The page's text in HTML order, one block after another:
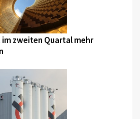
zweiten Quartal mehr